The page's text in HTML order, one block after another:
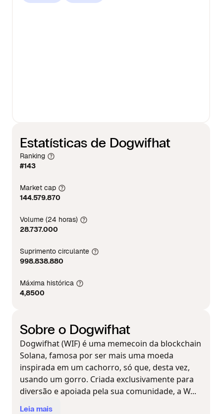
Estatísticas de Dogwifhat
Ranking
#143
Market cap
144.579.870
Volume (24 horas)
28.737.000
Suprimento circulante
998.838.880
Máxima histórica
4,8500
Sobre o Dogwifhat
Dogwifhat (WIF) é uma memecoin da blockchain
Solana, famosa por ser mais uma moeda
inspirada em um cachorro, só que, desta vez,
usando um gorro. Criada exclusivamente para
diversão e apoiada pela sua comunidade, a W...
Leia mais